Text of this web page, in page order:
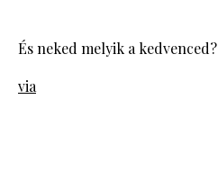
És neked melyik a kedvenced?
via